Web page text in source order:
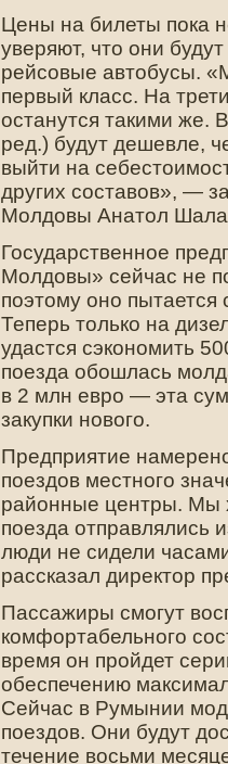
Цены на билеты пока
уверяют, что они
рейсовые автобусы.
первый класс. На
останутся такими же.
ред.) будут дешевле,
выйти на
других составов», —
Молдовы Анатол
Государственное
Молдовы» сейчас не
поэтому оно
Теперь только на
удастся сэкономить
поезда обошлась
в 2 млн евро — эта
закупки нового.
Предприятие
поездов местного
районные центры. Мы
поезда отправлялись
люди не сидели
рассказал директор
Пассажиры смогут
комфортабельного
время он пройдет
обеспечению
Сейчас в Румынии
поездов. Они будут
течение восьми